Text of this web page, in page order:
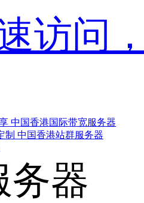
访问
中国香港国际带宽服务器
制 中国香港站群服务器
务器